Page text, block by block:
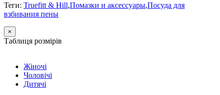
Теги: Truefitt & Hill,Помазки и аксессуары,Посуда для
взбивания пены
×
Таблиця розмірів
Жіночі
Чоловічі
Дитячі